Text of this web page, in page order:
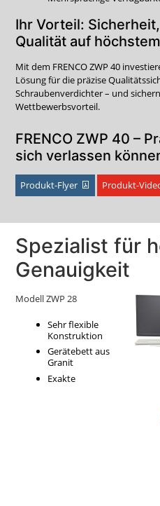
Ihr Vorteil:
Qualität auf
Mit dem FRENCO ZWP 40
Lösung für die präzise
Schraubenverdichter – und
Wettbewerbsvorteil.
FRENCO ZWP 40 –
sich verlassen
Produkt-Flyer Produkt-
Spezialist für
Genauigkeit
Modell ZWP 28
Sehr flexible
Konstruktion
Gerätebett aus
Granit
Exakte